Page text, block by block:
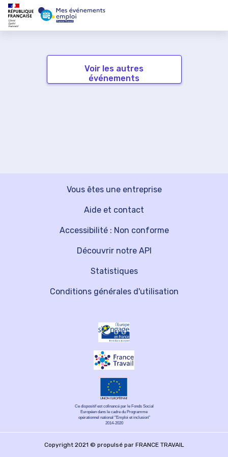
Voir les autres
événements
Vous êtes une entreprise
Découvrir notre API
Aide et contact
Statistiques
Accessibilité : Non conforme
Conditions générales d'utilisation
Ce dispositif est cofinancé par le Fonds Social
Européen dans le cadre du Programme
opérationnel national "Emploi et inclusion"
2014-2020
Copyright 2021 © propulsé par FRANCE TRAVAIL